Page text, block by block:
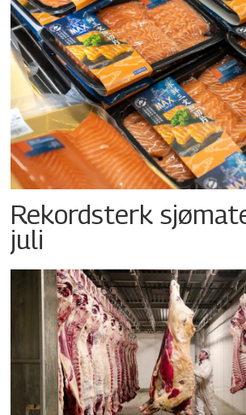
Rekordsterk
juli